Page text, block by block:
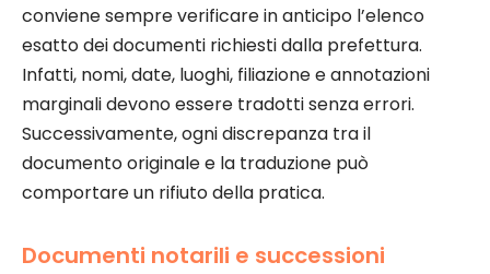
conviene sempre verificare in anticipo l’elenco
esatto dei documenti richiesti dalla prefettura.
Infatti, nomi, date, luoghi, filiazione e annotazioni
marginali devono essere tradotti senza errori.
Successivamente, ogni discrepanza tra il
documento originale e la traduzione può
comportare un rifiuto della pratica.
Documenti notarili e successioni